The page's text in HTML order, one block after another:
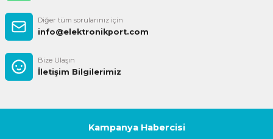
Diğer tüm sorularınız için
info@elektronikport.com
Bize Ulaşın
İletişim Bilgilerimiz
Kampanya Habercisi